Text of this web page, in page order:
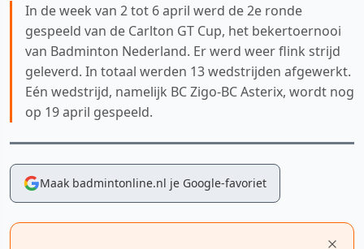
In de week van 2 tot 6 april werd de 2e ronde
gespeeld van de Carlton GT Cup, het bekertoernooi
van Badminton Nederland. Er werd weer flink strijd
geleverd. In totaal werden 13 wedstrijden afgewerkt.
Eén wedstrijd, namelijk BC Zigo-BC Asterix, wordt nog
op 19 april gespeeld.
Maak badmintonline.nl je Google-favoriet